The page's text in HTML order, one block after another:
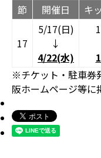
節
開催日 キ
17
5/17(日)
↓
4/22(水)
※チケット・駐車券
阪ホームページ等に